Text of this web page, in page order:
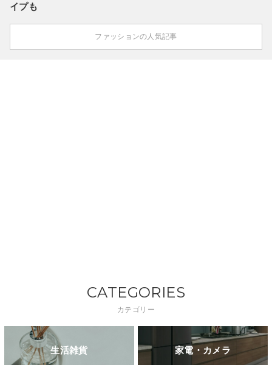
イプも
ファッションの人気記事
CATEGORIES
カテゴリー
生活雑貨 家電・カメラ